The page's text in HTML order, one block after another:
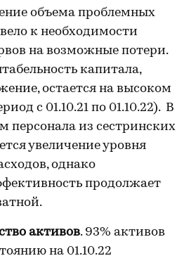
объема проблемных
к необходимости
на возможные потери.
капитала,
остается на высоком
с 01.10.21 по 01.10.22). В
персонала из сестринских
увеличение уровня
однако
продолжает
активов. 93% активов
на 01.10.22